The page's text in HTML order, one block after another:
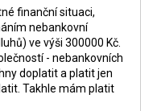
finanční situaci,
nebankovní
ve výši 300000 Kč.
- nebankovních
doplatit a platit jen
Takhle mám platit